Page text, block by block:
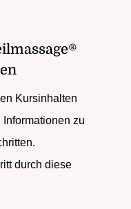
Kursinhalten
zu
durch diese